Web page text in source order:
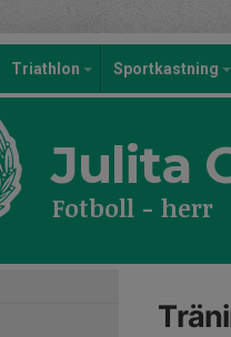
Triathlon Sportkastning
Julita
Fotboll - herr